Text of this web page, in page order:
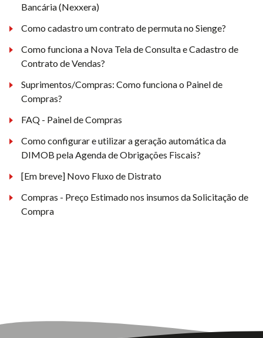
Bancária (Nexxera)
Como cadastro um contrato de permuta no Sienge?
Como funciona a Nova Tela de Consulta e Cadastro de
Contrato de Vendas?
Suprimentos/Compras: Como funciona o Painel de
Compras?
FAQ - Painel de Compras
Como configurar e utilizar a geração automática da
DIMOB pela Agenda de Obrigações Fiscais?
[Em breve] Novo Fluxo de Distrato
Compras - Preço Estimado nos insumos da Solicitação de
Compra